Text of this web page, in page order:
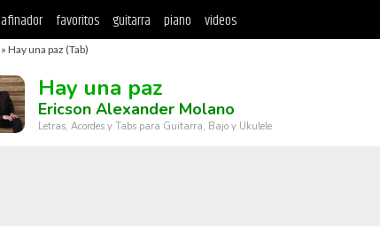
afinador favoritos guitarra piano videos
» Hay una paz (Tab)
Hay una paz
Ericson Alexander Molano
Letras, Acordes y Tabs para Guitarra, Bajo y Ukulele